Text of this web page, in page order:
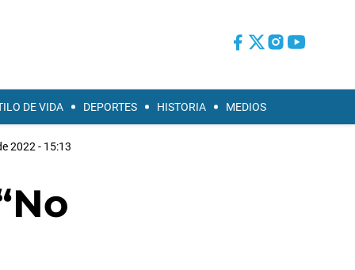
DE VIDA DEPORTES HISTORIA MEDIOS
2022 - 15:13